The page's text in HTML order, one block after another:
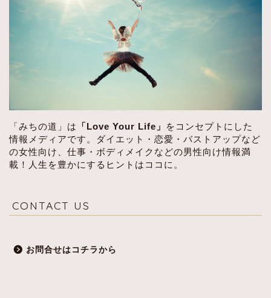
「みちの道」は 「Love Your Life」
をコンセプトにした
情報メディアです。ダイエット・恋愛・バストアップなど
の女性向け、仕事・ボディメイクなどの男性向け情報満
載！人生を豊かにするヒントはココに。
CONTACT US
お問合せはコチラから